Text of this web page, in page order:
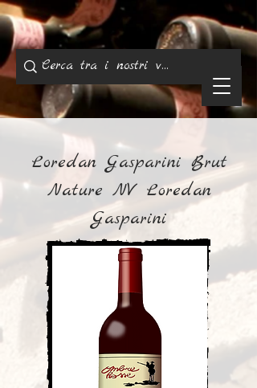
Loredan Gasparini Brut
Nature NV Loredan
Gasparini